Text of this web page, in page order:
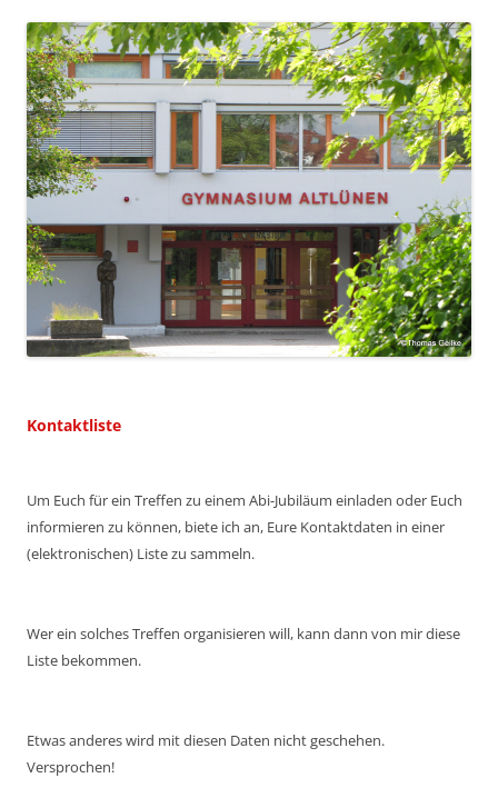
Kontaktliste
Um Euch für ein Treffen zu einem Abi-Jubiläum einladen oder Euch
informieren zu können, biete ich an, Eure Kontaktdaten in einer
(elektronischen) Liste zu sammeln.
Wer ein solches Treffen organisieren will, kann dann von mir diese
Liste bekommen.
Etwas anderes wird mit diesen Daten nicht geschehen.
Versprochen!